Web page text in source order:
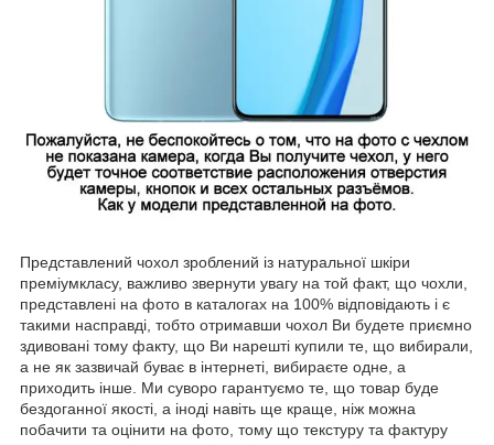
Представлений чохол зроблений із натуральної шкіри
преміумкласу, важливо звернути увагу на той факт, що чохли,
представлені на фото в каталогах на 100% відповідають і є
такими насправді, тобто отримавши чохол Ви будете приємно
здивовані тому факту, що Ви нарешті купили те, що вибирали,
а не як зазвичай буває в інтернеті, вибираєте одне, а
приходить інше. Ми суворо гарантуємо те, що товар буде
бездоганної якості, а іноді навіть ще краще, ніж можна
побачити та оцінити на фото, тому що текстуру та фактуру